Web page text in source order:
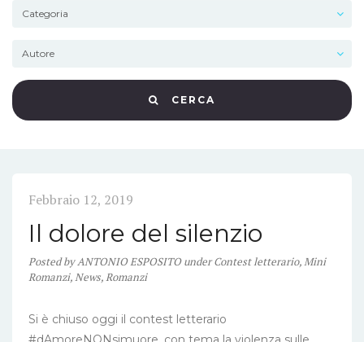
CERCA
Febbraio 12, 2019
Il dolore del silenzio
PostedbyANTONIO ESPOSITO underContest letterario,Mini
Romanzi,News,Romanzi
Si è chiuso oggi il contest letterario